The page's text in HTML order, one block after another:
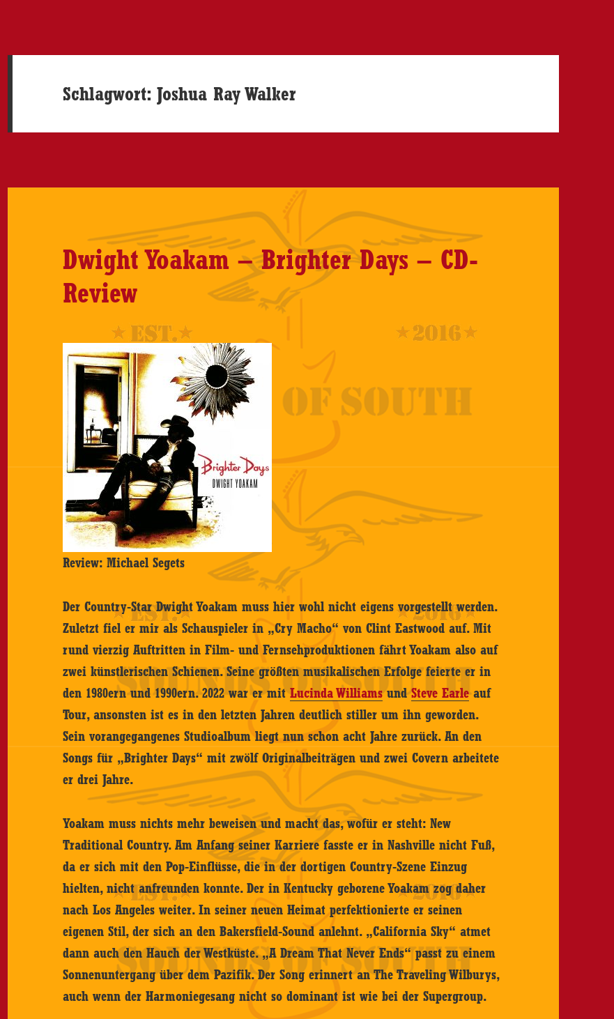
Schlagwort:Joshua Ray Walker
Dwight Yoakam – Brighter Days – CD-
Review
Review: Michael Segets
Der Country-Star Dwight Yoakam muss hier wohl nicht eigens vorgestellt werden.
Zuletzt fiel er mir als Schauspieler in „Cry Macho“ von Clint Eastwood auf. Mit
rund vierzig Auftritten in Film- und Fernsehproduktionen fährt Yoakam also auf
zwei künstlerischen Schienen. Seine größten musikalischen Erfolge feierte er in
den 1980ern und 1990ern. 2022 war er mitLucinda WilliamsundSteve Earleauf
Tour, ansonsten ist es in den letzten Jahren deutlich stiller um ihn geworden.
Sein vorangegangenes Studioalbum liegt nun schon acht Jahre zurück. An den
Songs für „Brighter Days“ mit zwölf Originalbeiträgen und zwei Covern arbeitete
er drei Jahre.
Yoakam muss nichts mehr beweisen und macht das, wofür er steht: New
Traditional Country. Am Anfang seiner Karriere fasste er in Nashville nicht Fuß,
da er sich mit den Pop-Einflüsse, die in der dortigen Country-Szene Einzug
hielten, nicht anfreunden konnte. Der in Kentucky geborene Yoakam zog daher
nach Los Angeles weiter. In seiner neuen Heimat perfektionierte er seinen
eigenen Stil, der sich an den Bakersfield-Sound anlehnt. „California Sky“ atmet
dann auch den Hauch der Westküste. „A Dream That Never Ends“ passt zu einem
Sonnenuntergang über dem Pazifik. Der Song erinnert an The Traveling Wilburys,
auch wenn der Harmoniegesang nicht so dominant ist wie bei der Supergroup.